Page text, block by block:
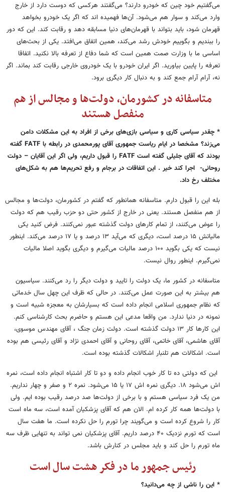
می‌گفتیم خود چین که خودرو دارند؟ می‌گفتند هرکسی که دوست دارد از خارج
وارد می‌کند و سوار هم می‌شود. آن‌ها فهمیده اند که اگر یک خودرو بخواهد
قهرمان شود، باید بتواند با قهرمان‌های دنیا مسابقه دهد و رقابت کند. این که دور
را ببندیم و بگوییم خودش رشد می‌کند، همین اتفاق می‌افتد. یکی از بحث‌های
اساسی ما با وزارت صمت همین است که شما دفاع از تعرفه بالا نکنید. اتفاقا
تعرفه را پایین بیاورید. اگر ایران خودرو با یک خودروی خارجی رقابت کند بماند. اگر
نه، آرام آرام جمع کند و به دنبال کار دیگری برود.
متاسفانه در کشورمان، دولت‌ها و مجالس از هم
منفصل هستند
* چقدر سیاسی کاری و سیاسی بازی‌های برخی از افراد به این مشکلات دامن
می‌زند؟ مشخصا در ایام ریاست جمهوری آقای پورمحمدی در رابطه با FATF گفته
بودند که آقای جلیلی گفته است FATF را قبول داریم، ولی اگر این آقایان – دولت
روحانی- اجرا کند خیر . این اتفاقات در برجام و رفع تحریم‌ها هم به شکل‌های
مختلف رخ داد.
بله این را قبول دارم. متاسفانه همانطور که گفتم در کشورمان، دولت‌ها و مجالس
از هم منفصل هستند. یعنی در خارج از کشور حتی دو حزب رقیب هم که دولت
را عوض می‌کنند، از تمام کارهای دولت گذشته عبور نمی‌کنند. فرض کنید یکی
مالیاتش ۱۵ درصد است، دیگری که می‌آید ۱۳ درصد و یا ۱۷ درصد می‌کند. اینطور
نیست که یکی بگوید ۱۰۰ درصد مالیات می‌گیرم و دیگری بگوید اصلا مالیات
نمی‌گیرم. اینطور روال نیست.
متاسفانه در کشور ما، یک دولت را تایید و دولت دیگر را رد می‌کنند. سیاسیون
هم بیشتر به این صورت عمل می‌کنند. در حالی که ظرف این چهل سال خدماتی
که نظام جمهوری اسلامی انجام داده است که بسیارشان به معجزه شبیه است و
نمونه در دنیا ندارد. من واقعا مدعی این هستم و حاضرم بحث کارشناسی کنم.
این کارها کار ۱۳ دولت گذشته است. دولت زمان جنگ ، آقای مهندس موسوی،
آقای هاشمی، آقای خاتمی، آقای روحانی و آقای احمدی نژاد و آقای رئیسی هم بوده
است. اشکالات هم تلنبار اشکالات گذشته بوده است.
این که دولتی ده تا کار خوب انجام داده و دو تا کار اشتباه انجام داده است، نمره
اش می‌شود ۱۸. دیگری نمره اش ۱۷ یا ۱۵ می‌شود. نمره ۲ و صفر و چهار نداریم.
من یک فرد سیاسی هستم و با برخی از دولت‌ها صد درصد رقیب بوده ایم. ولی
با دولت‌ها همه کار کرده ام. الان هم که آقای پزشکیان آمده است، سه ماه است
کار را شروع کرده است و می‌گویند چرا تورم را حل نکرده است. ما هفت سال
است که تورم نزدیک ۴۰ درصد داریم. آقای پزشکیان نمی تواند به تنهایی ظرف سه
ماه تورم را حل کند و باید مجلس در کنارش باشد.
رئیس جمهور ما در فکر هشت سال است
* این را ناشی از چه می‌دانید؟